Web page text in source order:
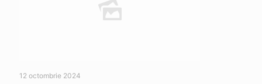
12 octombrie 2024